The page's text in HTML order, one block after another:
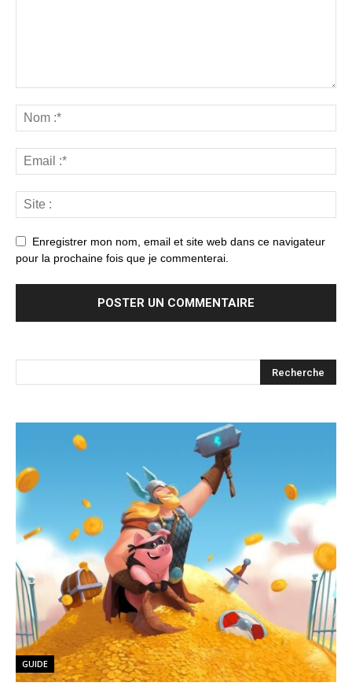
Enregistrer mon nom, email et site web dans ce navigateur
pour la prochaine fois que je commenterai.
GUIDE